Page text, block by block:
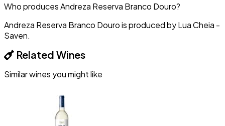
Who produces Andreza Reserva Branco Douro?
Andreza Reserva Branco Douro is produced by Lua Cheia -
Saven.
Related Wines
Similar wines you might like